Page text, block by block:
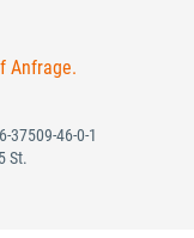
Anfrage.
6-37509-46-0-1
St.